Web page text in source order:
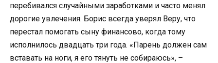
перебивался случайными заработками и часто менял
дорогие увлечения. Борис всегда уверял Веру, что
перестал помогать сыну финансово, когда тому
исполнилось двадцать три года. «Парень должен сам
вставать на ноги, я его тянуть не собираюсь», –